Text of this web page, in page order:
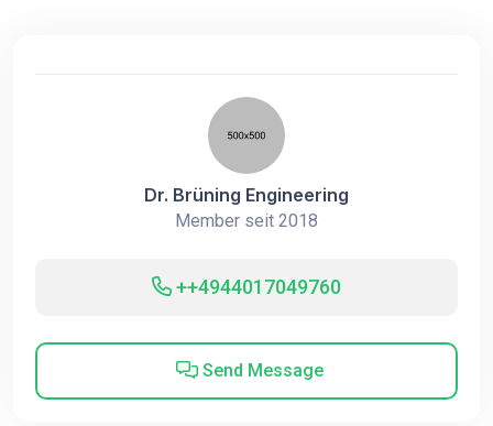
Dr. Brüning Engineering
Member seit 2018
++4944017049760
Send Message